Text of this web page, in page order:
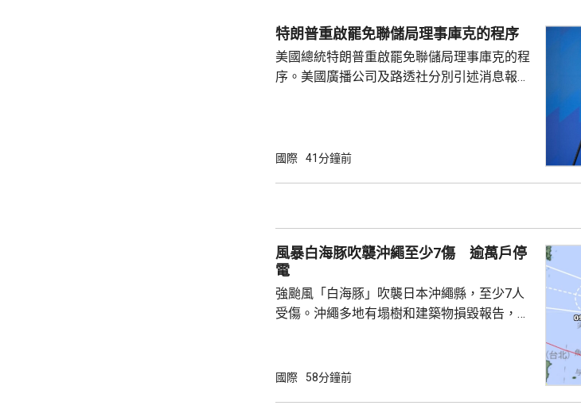
題。報道指，由於空中力量的限制，加上憂慮
彈藥庫存大減，影響應對伊朗反擊的能力，凱
恩與部份華府官員都對特朗普提出，原訂上...
特朗普重啟罷免聯儲局理事庫克的程序
美國總統特朗普重啟罷免聯儲局理事庫克的程
序。美國廣播公司及路透社分別引述消息報
事的誠信產生質疑，因此特朗普正考慮撒銷她
國際 41分鐘前
風暴白海豚吹襲沖繩至少7傷 逾萬戶停
電
強颱風「白海豚」吹襲日本沖繩縣，至少7人
受傷。沖繩多地有塌樹和建築物損毀報告，有
島縣奄美群島逾4萬戶停電。兩縣今日有300班
國際 58分鐘前